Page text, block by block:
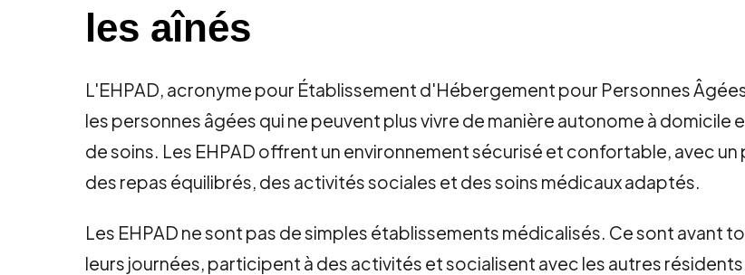
les aînés
L'EHPAD, acronyme pour Établissement d'Hébergement pour Personnes
les personnes âgées qui ne peuvent plus vivre de manière autonome à domicile
de soins. Les EHPAD offrent un environnement sécurisé et confortable, avec
des repas équilibrés, des activités sociales et des soins médicaux adaptés.
Les EHPAD ne sont pas de simples établissements médicalisés. Ce sont avant
leurs journées, participent à des activités et socialisent avec les autres